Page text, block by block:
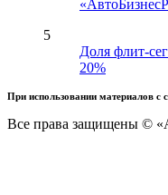
5
Доля флит-
20%
При использовании материалов с
Все права защищены ©